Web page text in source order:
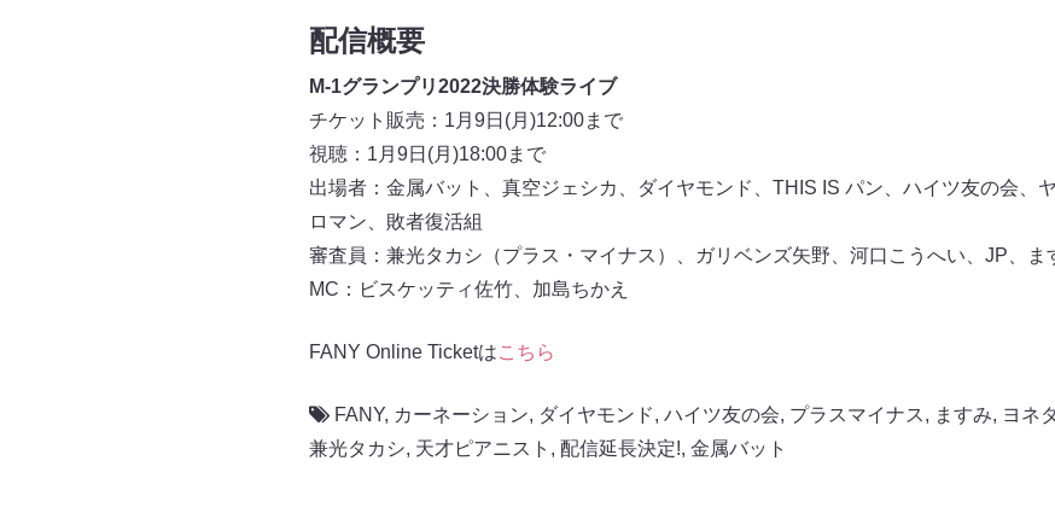
配信概要
M-1グランプリ2022決勝体験ライブ
チケット販売：1月9日(月)12:00まで
視聴：1月9日(月)18:00まで
出場者：金属バット、真空ジェシカ、ダイヤモンド、THIS IS パン、ハイツ友の会、
ロマン、敗者復活組
審査員：兼光タカシ（プラス・マイナス）、ガリベンズ矢野、河口こうへい、JP、ま
MC：ビスケッティ佐竹、加島ちかえ
FANY Online Ticketはこちら
FANY, カーネーション, ダイヤモンド, ハイツ友の会, プラスマイナス, ますみ, ヨネ
兼光タカシ, 天才ピアニスト , 配信延長決定!, 金属バット